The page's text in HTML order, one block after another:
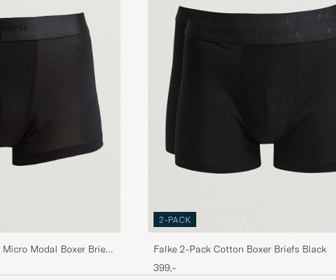
Modal Boxer Briefs
2-PACK
Falke 2-Pack Cotton Boxer Briefs Black
399,-